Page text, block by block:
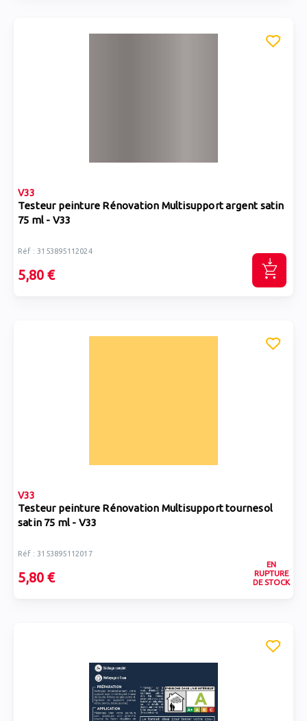
V33
Testeur peinture Rénovation Multisupport argent satin
75 ml - V33
Réf : 3153895112024
5,80 €
V33
Testeur peinture Rénovation Multisupport tournesol
satin 75 ml - V33
Réf : 3153895112017
5,80 €
EN
RUPTURE
DE STOCK